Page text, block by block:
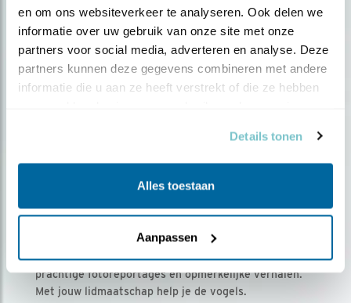
en om ons websiteverkeer te analyseren. Ook delen we
informatie over uw gebruik van onze site met onze
partners voor social media, adverteren en analyse. Deze
partners kunnen deze gegevens combineren met andere
informatie die u aan ze heeft verstrekt of die ze hebben
Details tonen
Alles toestaan
Aanpassen
Ontvang 5 x Vogels voor € 36,00 per jaar
Vogels is het tijdschrift voor onze leden, met
prachtige fotoreportages en opmerkelijke verhalen.
Met jouw lidmaatschap help je de vogels.